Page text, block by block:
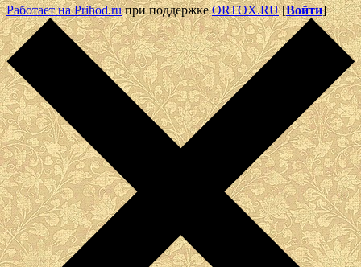
Работает на Prihod.ruпри поддержкеORTOX.RU[Войти]